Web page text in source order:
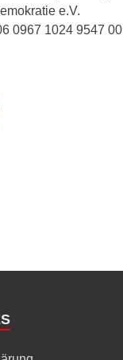
e.V.
0967 1024 9547 00